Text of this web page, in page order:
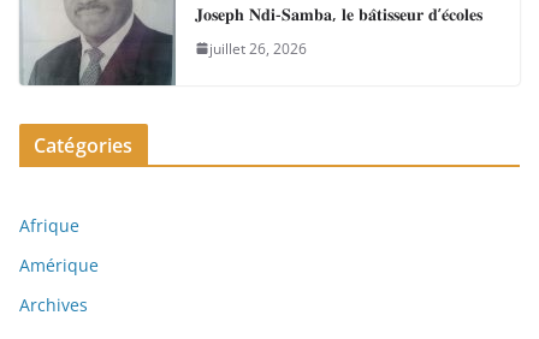
𝐉𝐨𝐬𝐞𝐩𝐡 𝐍𝐝𝐢-𝐒𝐚𝐦𝐛𝐚, 𝐥𝐞 𝐛𝐚̂𝐭𝐢𝐬𝐬𝐞𝐮𝐫 𝐝’𝐞́𝐜𝐨𝐥𝐞𝐬
juillet 26, 2026
Catégories
Afrique
Amérique
Archives